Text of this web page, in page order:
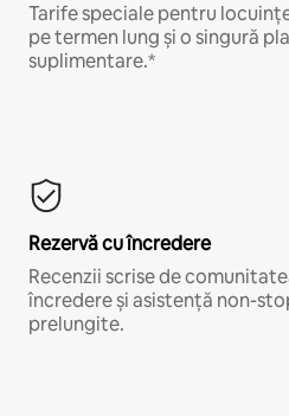
Tarife speciale pentru
pe termen lung și o singură
suplimentare.*
Rezervă cu încredere
Recenzii scrise de
încredere și asistență non-
prelungite.